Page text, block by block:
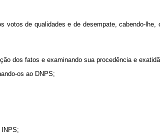
de qualidades e de desempate, cabendo-
dos fatos e examinando sua procedência e
os ao DNPS;
INPS;